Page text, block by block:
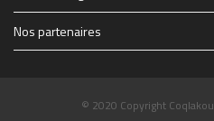
Nos partenaires
© 2020 Copyright